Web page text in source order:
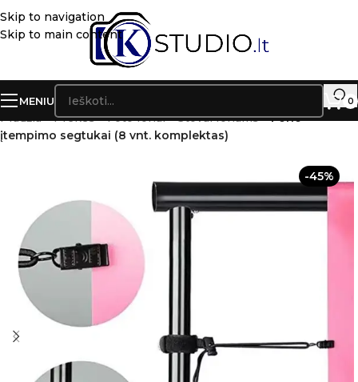
Skip to navigation
Skip to main content
MENIU 0
Pradžia»Prekės»Foto fonai – Stovai fonams»Fono
įtempimo segtukai (8 vnt. komplektas)
-45%